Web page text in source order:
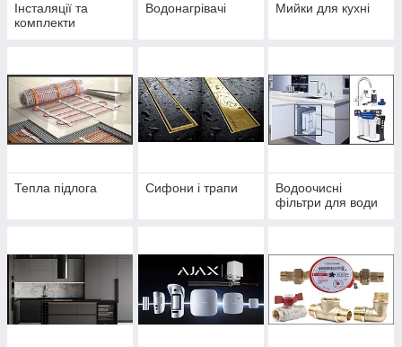
Інсталяції та
комплекти
Водонагрівачі Мийки для кухні
Тепла підлога Сифони і трапи
Водоочисні
фільтри для води